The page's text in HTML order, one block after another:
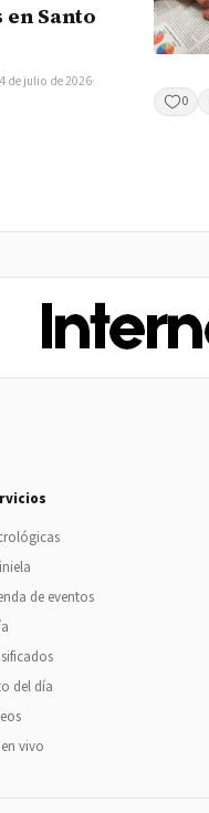
Santo
de julio de 2026·
0
de eventos
del día
vivo